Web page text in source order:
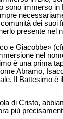
sono immerso
dei suoi
presente nel
e Giacobbe»
nel
è una prima
Abramo,
Il Battesimo è
di Cristo,
più